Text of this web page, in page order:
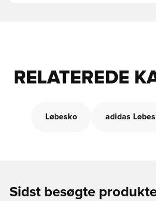
RELATEREDE
Løbesko adidas
Sidst besøgte